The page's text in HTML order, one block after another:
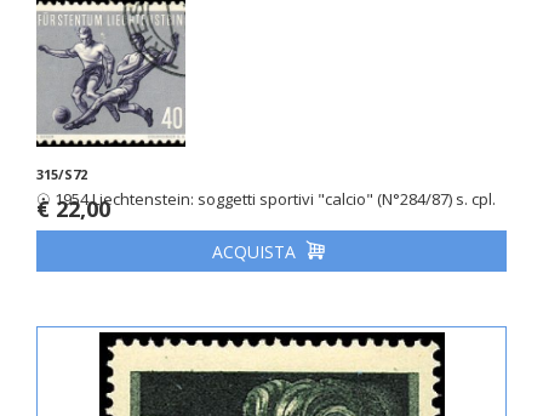
315/S72
☉ 1954 Liechtenstein: soggetti sportivi "calcio" (N°284/87) s. cpl.
€ 22,00
ACQUISTA